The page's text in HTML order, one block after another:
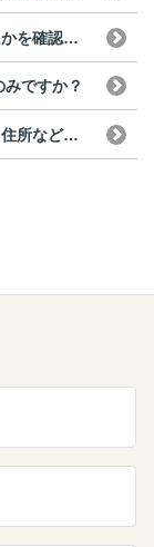
お届け先にソーシャルギフトの商品が届いたかを確認するこ...
ですか？
ソーシャルギフト注文時の、贈り主の名前、住所などは相手...